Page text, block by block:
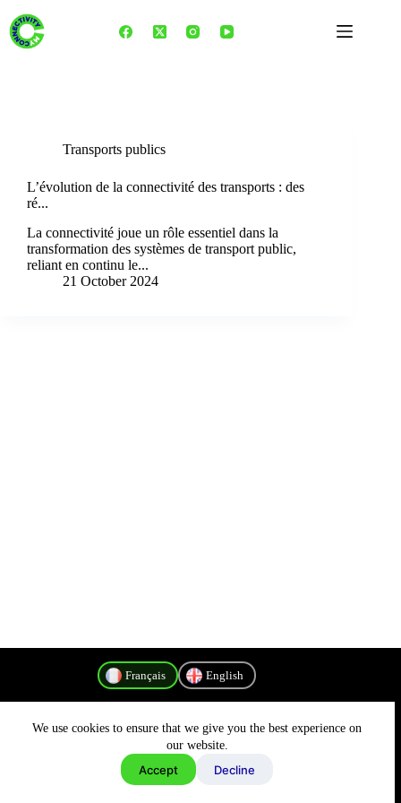
content
We use cookies to ensure that we give you the best experience on
our website.
Accept Decline
Transports publics
L’évolution de la connectivité des transports : des
ré...
La connectivité joue un rôle essentiel dans la
transformation des systèmes de transport public,
reliant en continu le...
21 October 2024
Français English
Politique de confidentialité
Copyright © 2026 - MyConnectivity